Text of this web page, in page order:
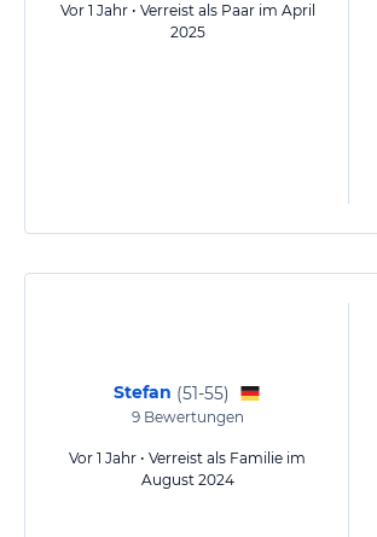
Vor 1 Jahr • Verreist als Paar im April
2025
Stefan (51-55)
9Bewertungen
Vor 1 Jahr • Verreist als Familie im
August 2024